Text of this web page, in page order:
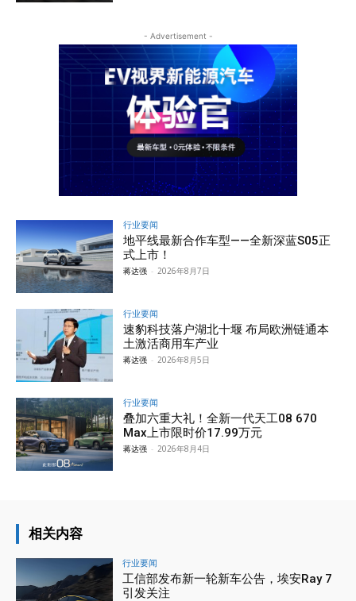
- Advertisement -
行业要闻
地平线最新合作车型——全新深蓝S05正
式上市！
蒋达强 - 2026年8月7日
行业要闻
速豹科技落户湖北十堰 布局欧洲链通本
土激活商用车产业
蒋达强 - 2026年8月5日
行业要闻
叠加六重大礼！全新一代天工08 670
Max上市限时价17.99万元
蒋达强 - 2026年8月4日
相关内容
行业要闻
工信部发布新一轮新车公告，埃安Ray 7
引发关注